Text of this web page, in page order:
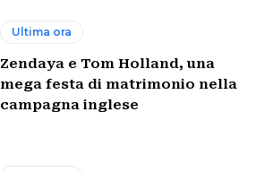
Ultima ora
Zendaya e Tom Holland, una
mega festa di matrimonio nella
campagna inglese